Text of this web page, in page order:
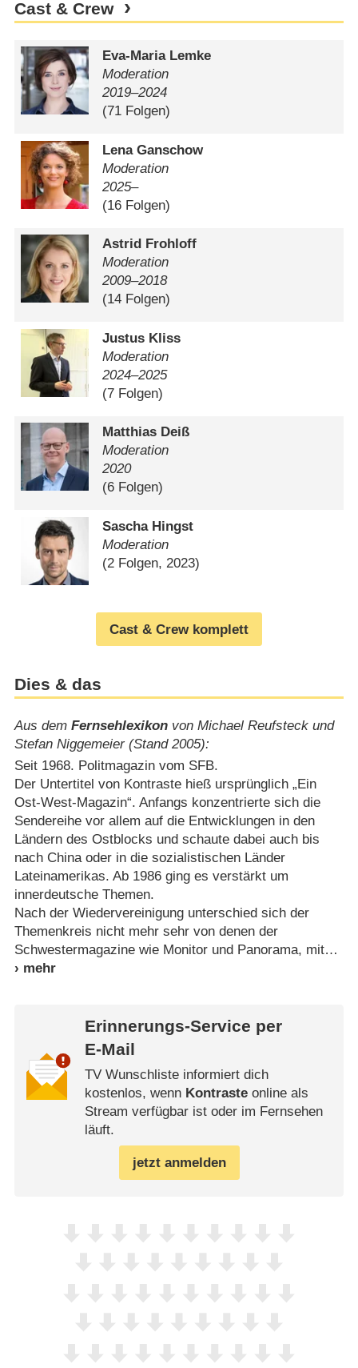
Cast & Crew
Eva-Maria Lemke
Moderation
2019⁠–⁠2024
(71 Folgen)
Lena Ganschow
Moderation
2025–
(16 Folgen)
Astrid Frohloff
Moderation
2009⁠–⁠2018
(14 Folgen)
Justus Kliss
Moderation
2024⁠–⁠2025
(7 Folgen)
Matthias Deiß
Moderation
2020
(6 Folgen)
Sascha Hingst
Moderation
(2 Folgen, 2023)
Cast & Crew komplett
Dies & das
Aus dem Fernsehlexikonvon Michael Reufsteck und
Stefan Niggemeier (Stand 2005):
Seit 1968. Politmagazin vom SFB.
Der Untertitel von Kontraste hieß ursprünglich „Ein
Ost-West-Magazin“. Anfangs konzentrierte sich die
Sendereihe vor allem auf die Entwicklungen in den
Ländern des Ostblocks und schaute dabei auch bis
nach China oder in die sozialistischen Länder
Lateinamerikas. Ab 1986 ging es verstärkt um
innerdeutsche Themen.
Nach der Wiedervereinigung unterschied sich der
Themenkreis nicht mehr sehr von denen der
Schwestermagazine wie Monitor und Panorama, mit
Erinnerungs-Service per
E-Mail
TV Wunschliste informiert dich
kostenlos, wenn Kontrasteonline als
Stream verfügbar ist oder im Fernsehen
läuft.
jetzt anmelden